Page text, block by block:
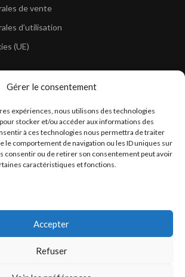
Gérer le consentement
expériences, nous utilisons des technologies
stocker et/ou accéder aux informations des
à ces technologies nous permettra de traiter
le comportement de navigation ou les ID uniques sur
consentir ou de retirer son consentement peut avoir
caractéristiques et fonctions.
Accepter
Refuser
de vente
d’utilisation
(UE)
Fioul GNR